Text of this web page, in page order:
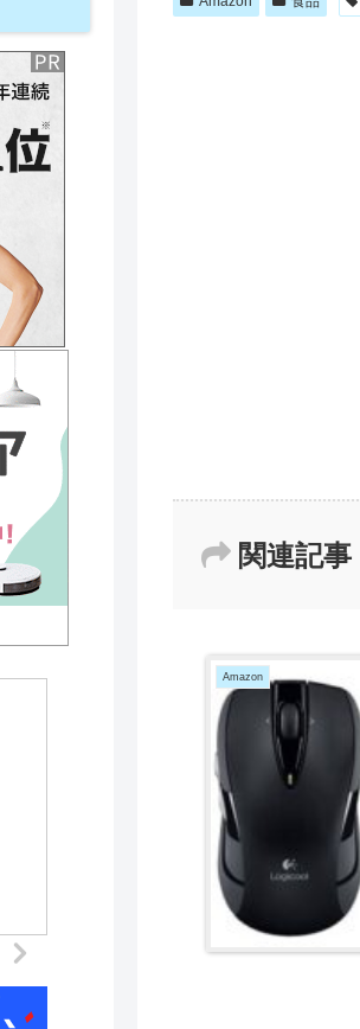
関連記事
Amazon